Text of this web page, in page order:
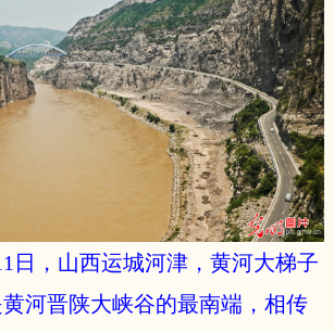
，山西运城河津，黄河大梯子
河晋陕大峡谷的最南端，相传